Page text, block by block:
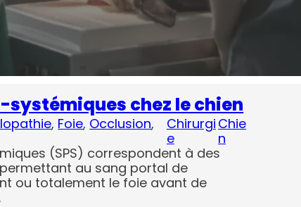
systémiques chez le chien
, Foie, Occlusion,
Chirurgi
e
Chie
n
(SPS) correspondent à des
au sang portal de
ou totalement le foie avant de